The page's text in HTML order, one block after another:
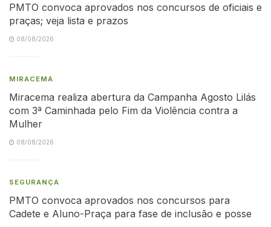
PMTO convoca aprovados nos concursos de oficiais e
praças; veja lista e prazos
08/08/2026
MIRACEMA
Miracema realiza abertura da Campanha Agosto Lilás
com 3ª Caminhada pelo Fim da Violência contra a
Mulher
08/08/2026
SEGURANÇA
PMTO convoca aprovados nos concursos para
Cadete e Aluno-Praça para fase de inclusão e posse